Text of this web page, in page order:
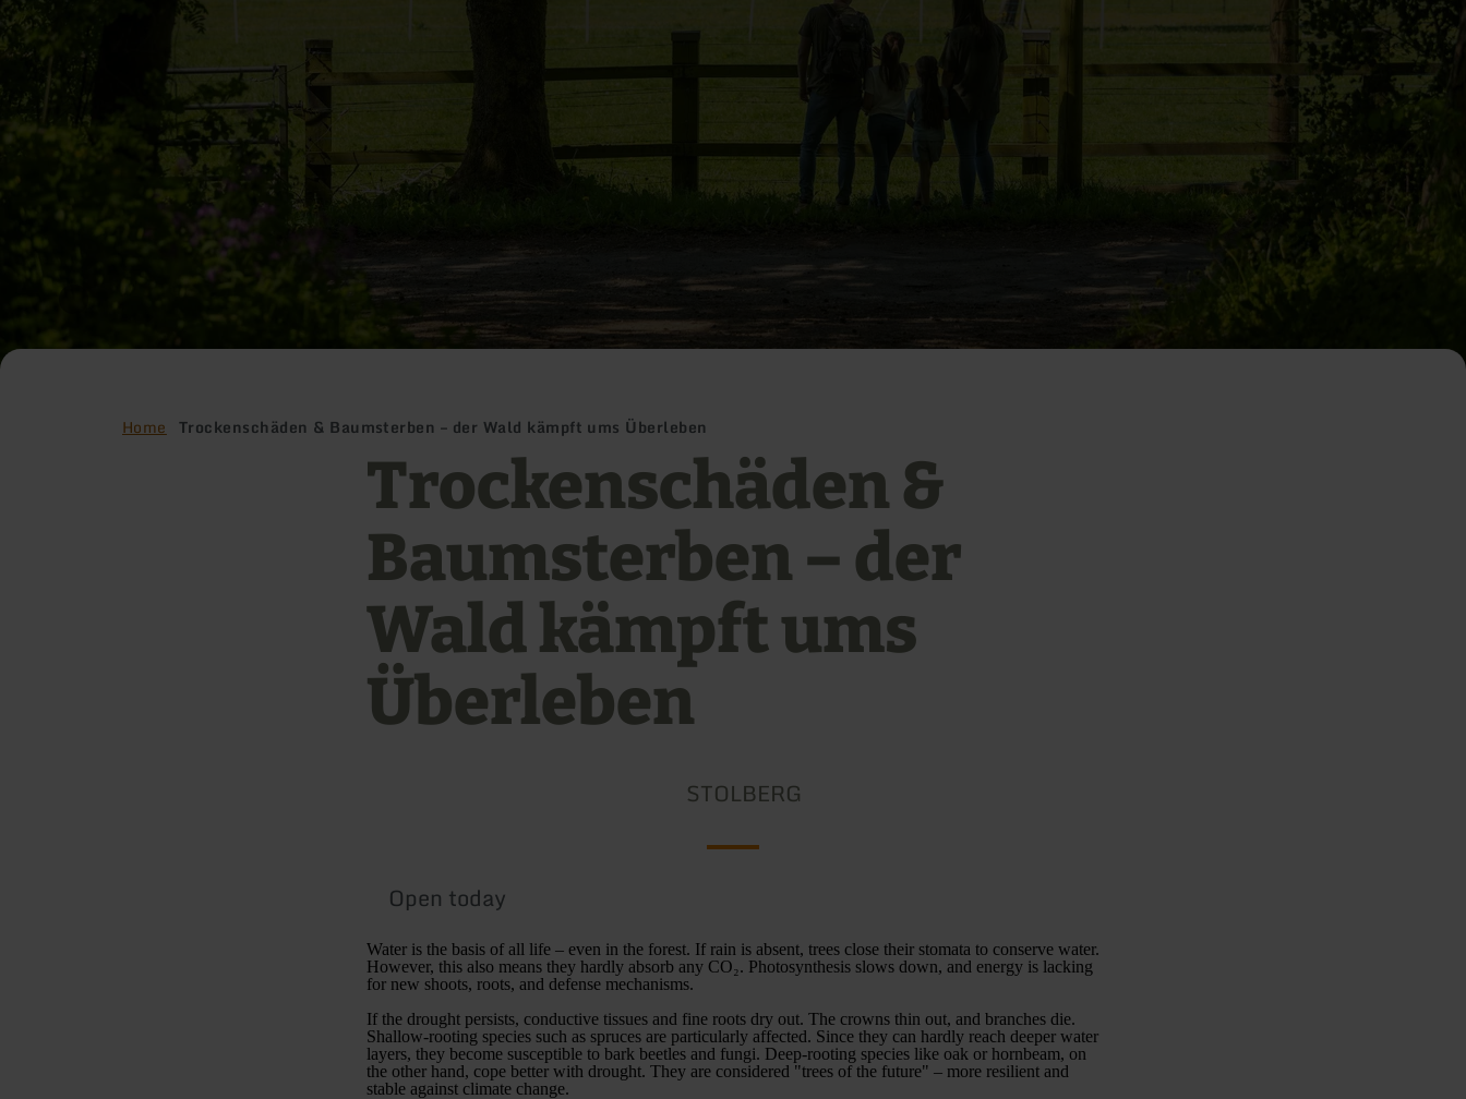
Home Trockenschäden & Baumsterben – der Wald kämpft ums Überleben
Trockenschäden &
Baumsterben – der
Wald kämpft ums
Überleben
STOLBERG
Open today
Water is the basis of all life – even in the forest. If rain is absent, trees close their stomata to conserve water.
However, this also means they hardly absorb any CO₂. Photosynthesis slows down, and energy is lacking
for new shoots, roots, and defense mechanisms.
If the drought persists, conductive tissues and fine roots dry out. The crowns thin out, and branches die.
Shallow-rooting species such as spruces are particularly affected. Since they can hardly reach deeper water
layers, they become susceptible to bark beetles and fungi. Deep-rooting species like oak or hornbeam, on
the other hand, cope better with drought. They are considered "trees of the future" – more resilient and
stable against climate change.